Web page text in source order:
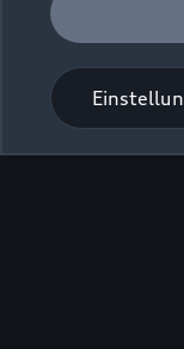
Service
Teile &